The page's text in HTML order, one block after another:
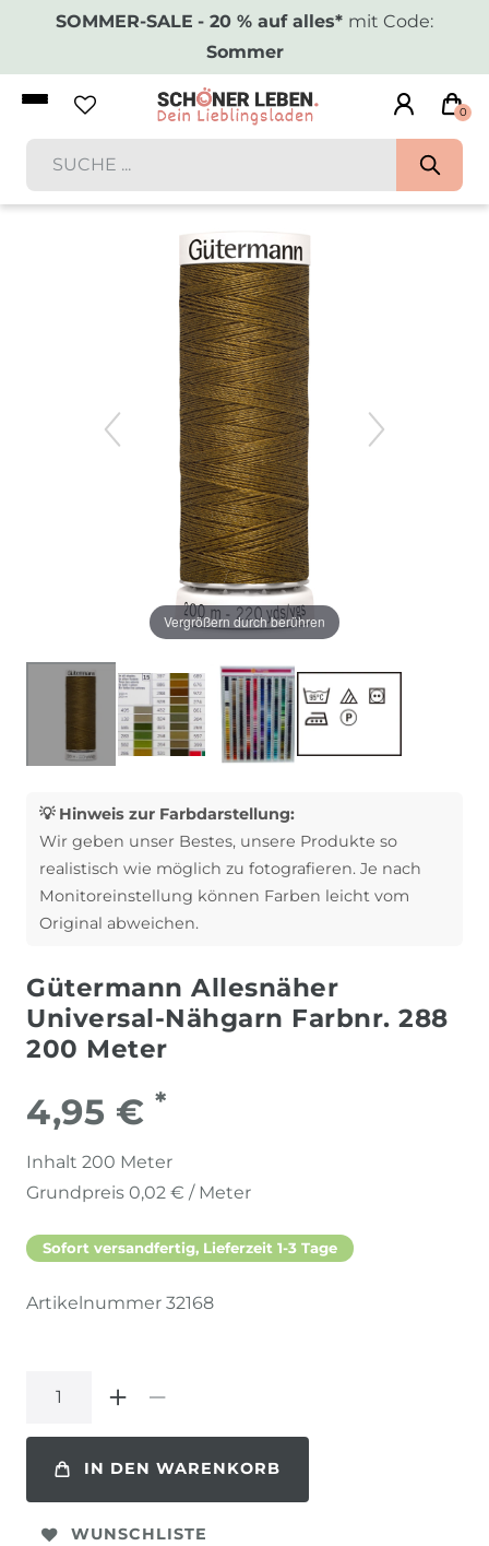
SOMMER-SALE - 20 % auf alles* mit Code:
Sommer
0
Vergrößern durch berühren
💡 Hinweis zur Farbdarstellung:
Wir geben unser Bestes, unsere Produkte so
realistisch wie möglich zu fotografieren. Je nach
Monitoreinstellung können Farben leicht vom
Original abweichen.
Gütermann Allesnäher
Universal-Nähgarn Farbnr. 288
200 Meter
4,95 € *
Inhalt 200 Meter
Grundpreis 0,02 € / Meter
Sofort versandfertig, Lieferzeit 1-3 Tage
Artikelnummer 32168
IN DEN WARENKORB
WUNSCHLISTE